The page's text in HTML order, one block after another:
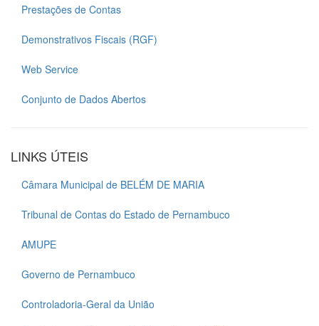
Prestações de Contas
Demonstrativos Fiscais (RGF)
Web Service
Conjunto de Dados Abertos
LINKS ÚTEIS
Câmara Municipal de BELÉM DE MARIA
Tribunal de Contas do Estado de Pernambuco
AMUPE
Governo de Pernambuco
Controladoria-Geral da União